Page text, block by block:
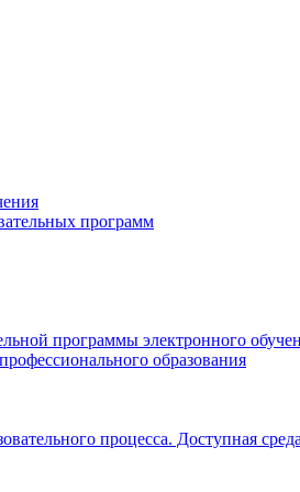
программ
программы электронного
образования
процесса. Доступная среда